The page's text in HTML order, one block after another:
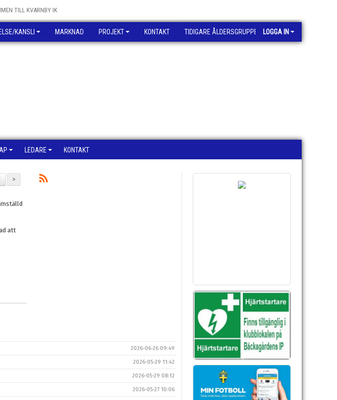
TILL KVARNBY IK
KANSLI MARKNAD PROJEKT KONTAKT TIDIGARE ÅLDERSGRUPPER LOGGA IN
LEDARE KONTAKT
>
att
2026-06-26 09:49
2026-05-29 11:42
2026-05-29 08:12
2026-05-27 10:06